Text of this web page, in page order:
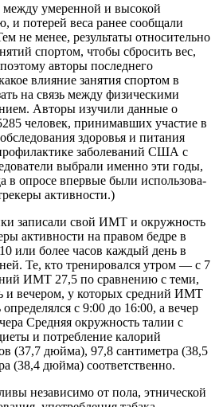
умеренной и высокой
и потерей веса ранее сообщали
не менее, результаты относительно
спортом, чтобы сбросить вес,
авторы последнего
влияние занятия спортом в
на связь между физическими
Авторы изучили данные о
человек, принимавших участие в
здоровья и питания
заболева­ний США с
выбрали именно эти годы,
в опросе впервые были использова­
активности.)
записали свой ИМТ и окружность
активности на правом бедре в
или более часов каждый день в
Те, кто тренировался утром — с 7
ИМТ 27,5 по сравнению с теми,
и вечером, у которых средний ИМТ
с 9:00 до 16:00, а вечер
Средняя окружность талии с
и потребление калорий
(37,7 дюйма), 97,8 сантиметра (38,5
(38,4 дюйма) соответственно.
независимо от пола, этнической